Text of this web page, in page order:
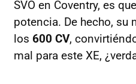
SVO en Coventry, es
potencia. De hecho, su
los 600 CV,
mal para este XE,